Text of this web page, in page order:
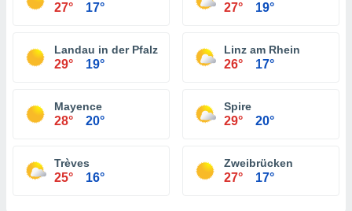
27° 17° 27° 19°
Landau in der Pfalz
29° 19°
Linz am Rhein
26° 17°
Mayence
28° 20°
Spire
29° 20°
Trèves
25° 16°
Zweibrücken
27° 17°